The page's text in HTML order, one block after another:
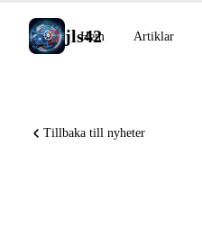
jls42
Hem Artiklar
Tillbaka till nyheter